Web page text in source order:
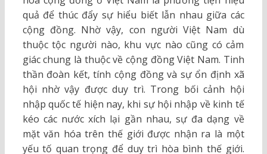
quả để thúc đẩy sự hiểu biết lẫn nhau giữa các
cộng đồng. Nhờ vậy, con người Việt Nam dù
thuộc tộc người nào, khu vực nào cũng có cảm
giác chung là thuộc về cộng đồng Việt Nam. Tinh
thần đoàn kết, tính cộng đồng và sự ổn định xã
hội nhờ vậy được duy trì. Trong bối cảnh hội
nhập quốc tế hiện nay, khi sự hội nhập về kinh tế
kéo các nước xích lại gần nhau, sự đa dạng về
mặt văn hóa trên thế giới được nhận ra là một
yếu tố quan trọng để duy trì hòa bình thế giới.